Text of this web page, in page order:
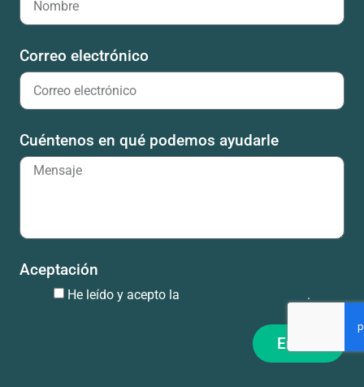
Correo electrónico
Cuéntenos en qué podemos ayudarle
Aceptación
He leído y acepto la .
Enviar